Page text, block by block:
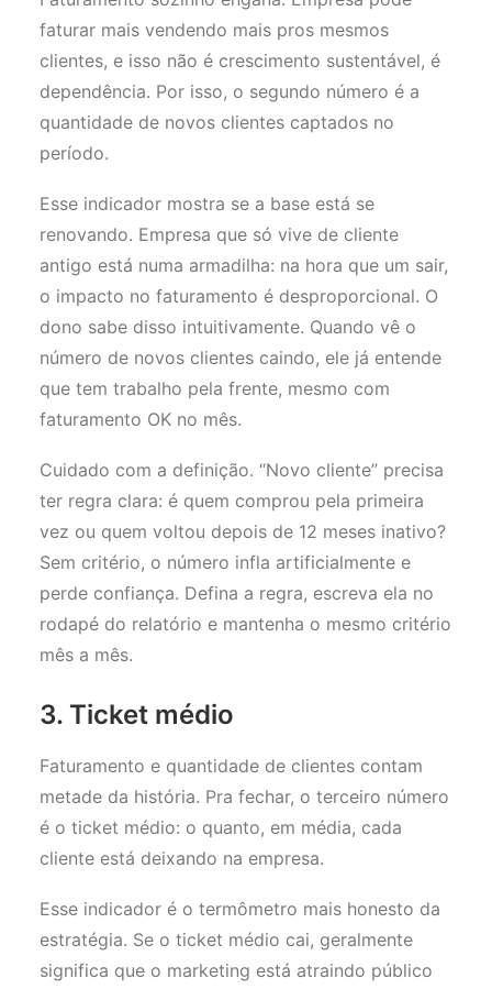
faturar mais vendendo mais pros mesmos
clientes, e isso não é crescimento sustentável, é
dependência. Por isso, o segundo número é a
quantidade de novos clientes captados no
período.
Esse indicador mostra se a base está se
renovando. Empresa que só vive de cliente
antigo está numa armadilha: na hora que um sair,
o impacto no faturamento é desproporcional. O
dono sabe disso intuitivamente. Quando vê o
número de novos clientes caindo, ele já entende
que tem trabalho pela frente, mesmo com
faturamento OK no mês.
Cuidado com a definição. “Novo cliente” precisa
ter regra clara: é quem comprou pela primeira
vez ou quem voltou depois de 12 meses inativo?
Sem critério, o número infla artificialmente e
perde confiança. Defina a regra, escreva ela no
rodapé do relatório e mantenha o mesmo critério
mês a mês.
3. Ticket médio
Faturamento e quantidade de clientes contam
metade da história. Pra fechar, o terceiro número
é o ticket médio: o quanto, em média, cada
cliente está deixando na empresa.
Esse indicador é o termômetro mais honesto da
estratégia. Se o ticket médio cai, geralmente
significa que o marketing está atraindo público